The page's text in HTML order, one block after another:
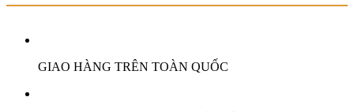
GIAO HÀNG TRÊN TOÀN QUỐC